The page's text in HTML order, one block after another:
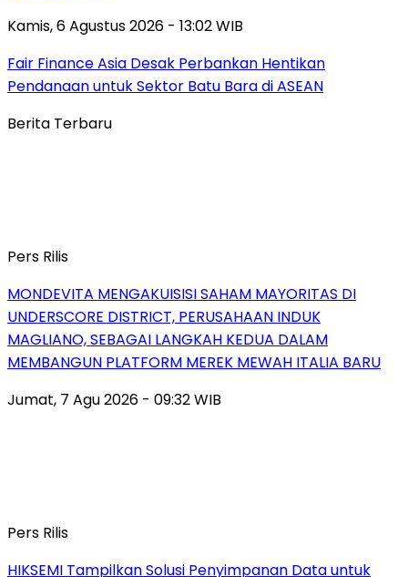
Kamis, 6 Agustus 2026 - 13:02 WIB
Fair Finance Asia Desak Perbankan Hentikan
Pendanaan untuk Sektor Batu Bara di ASEAN
Berita Terbaru
Pers Rilis
MONDEVITA MENGAKUISISI SAHAM MAYORITAS DI
UNDERSCORE DISTRICT, PERUSAHAAN INDUK
MAGLIANO, SEBAGAI LANGKAH KEDUA DALAM
MEMBANGUN PLATFORM MEREK MEWAH ITALIA BARU
Jumat, 7 Agu 2026 - 09:32 WIB
Pers Rilis
HIKSEMI Tampilkan Solusi Penyimpanan Data untuk